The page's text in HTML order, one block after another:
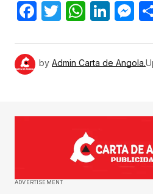
Facebook
Twitter
by Admin Carta de Angola.
ADVERTISEMENT